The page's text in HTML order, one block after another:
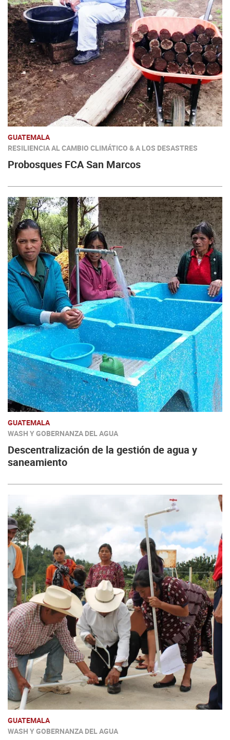
GUATEMALA
RESILIENCIA AL CAMBIO CLIMÁTICO & A LOS DESASTRES
Probosques FCA San Marcos
GUATEMALA
WASH Y GOBERNANZA DEL AGUA
Descentralización de la gestión de agua y
saneamiento
GUATEMALA
WASH Y GOBERNANZA DEL AGUA